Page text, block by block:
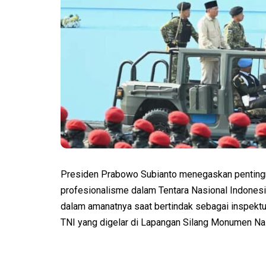
Presiden Prabowo Subianto menegaskan
profesionalisme dalam Tentara Nasional
dalam amanatnya saat bertindak sebagai
TNI yang digelar di Lapangan Silang Monumen